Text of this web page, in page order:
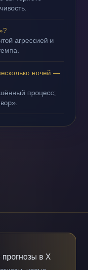
агрессией и
ночей —
процесс;
в X